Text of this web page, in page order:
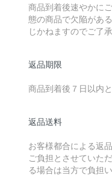
商品到着後速やかに
態の商品で欠陥があ
じかねますのでご了
返品期限
商品到着後７日以内
返品送料
お客様都合による返
ご負担とさせていた
る場合は当方で負担